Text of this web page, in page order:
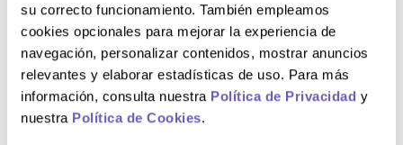
su correcto funcionamiento. También empleamos
cookies opcionales para mejorar la experiencia de
navegación, personalizar contenidos, mostrar anuncios
relevantes y elaborar estadísticas de uso. Para más
información, consulta nuestra Política de Privacidad y
nuestra Política de Cookies.
Leche de Magnesia
Phillips 400 mg/5
mL Suspensión Oral
Sabor Cereza
S/ 7.50
Leche de Magnesia
Phillips sabor
Ciruela 400 mg/5
mL Suspensión Oral